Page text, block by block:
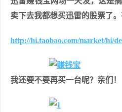
卖下去我都想买迅雷的股票了
http://hi.taobao.com/market/hi/
我还要不要再买一台呢？亲们！